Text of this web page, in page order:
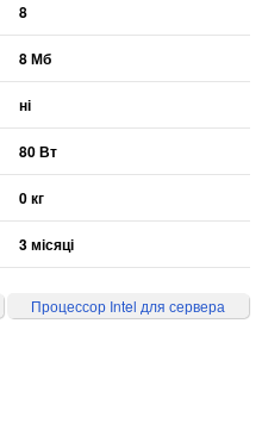
8
8 Мб
ні
80 Вт
0 кг
3 місяці
Процессор Intel для сервера